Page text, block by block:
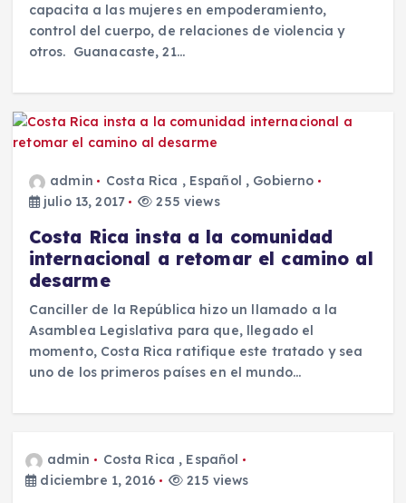
capacita a las mujeres en empoderamiento,
control del cuerpo, de relaciones de violencia y
otros. Guanacaste, 21…
admin Costa Rica , Español , Gobierno
julio 13, 2017
255 views
Costa Rica insta a la comunidad
internacional a retomar el camino al
desarme
Canciller de la República hizo un llamado a la
Asamblea Legislativa para que, llegado el
momento, Costa Rica ratifique este tratado y sea
uno de los primeros países en el mundo…
admin Costa Rica , Español
diciembre 1, 2016
215 views